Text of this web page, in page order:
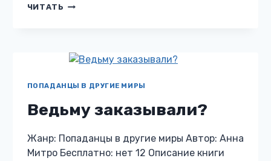
ЧИТАТЬ ВОЗЬМУ
ПОПАДАНЦЫ В ДРУГИЕ МИРЫ
Ведьму заказывали?
Жанр: Попаданцы в другие миры Автор: Анна
Митро Бесплатно: нет 12 Описание книги